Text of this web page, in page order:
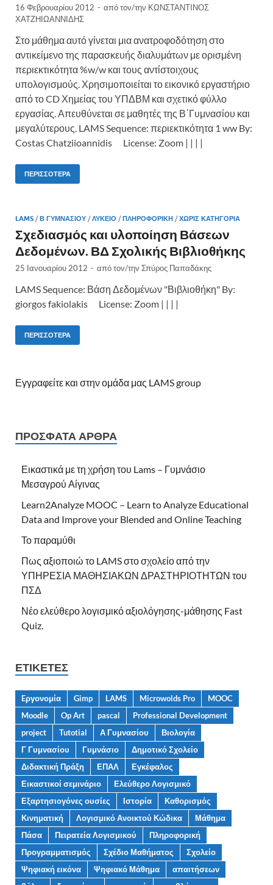
16 Φεβρουαρίου 2012 - από τον/την ΚΩΝΣΤΑΝΤΙΝΟΣ
ΧΑΤΖΗΙΩΑΝΝΙΔΗΣ
Στο μάθημα αυτό γίνεται μια ανατροφοδότηση στο
αντικείμενο της παρασκευής διαλυμάτων με ορισμένη
περιεκτικότητα %w/w και τους αντίστοιχους
υπολογισμούς. Χρησιμοποιείται το εικονικό εργαστήριο
από το CD Χημείας του ΥΠΔΒΜ και σχετικό φύλλο
εργασίας. Απευθύνεται σε μαθητές της Β΄Γυμνασίου και
μεγαλύτερους. LAMS Sequence: περιεκτικότητα 1 ww By:
Costas Chatziioannidis License: Zoom | | | |
ΠΕΡΙΣΣΌΤΕΡΑ
LAMS /Β ΓΥΜΝΑΣΊΟΥ /ΛΎΚΕΙΟ /ΠΛΗΡΟΦΟΡΙΚΉ /ΧΩΡΊΣ ΚΑΤΗΓΟΡΊΑ
Σχεδιασμός και υλοποίηση Βάσεων
Δεδομένων. ΒΔ Σχολικής Βιβλιοθήκης
25 Ιανουαρίου 2012 - από τον/την Σπύρος Παπαδάκης
LAMS Sequence: Βάση Δεδομένων "Βιβλιοθήκη" By:
giorgos fakiolakis License: Zoom | | | |
ΠΕΡΙΣΣΌΤΕΡΑ
Εγγραφείτε και στην ομάδα μας LAMS group
ΠΡΌΣΦΑΤΑ ΆΡΘΡΑ
Εικαστικά με τη χρήση του Lams – Γυμνάσιο
Μεσαγρού Αίγινας
Learn2Analyze MOOC – Learn to Analyze Educational
Data and Improve your Blended and Online Teaching
Το παραμύθι
Πως αξιοποιώ το LAMS στο σχολείο από την
ΥΠΗΡΕΣΙΑ ΜΑΘΗΣΙΑΚΩΝ ΔΡΑΣΤΗΡΙΟΤΗΤΩΝ του
ΠΣΔ
Νέο ελεύθερο λογισμικό αξιολόγησης-μάθησης Fast
Quiz.
ΕΤΙΚΈΤΕΣ
Eργονομία Gimp LAMS Microwolds Pro
MOOC
Moodle
Op Art pascal
Professional Development
project
Tutotial Α Γυμνασίου
Βιολογία
Γ Γυμνασίου
Γυμνάσιο
Δημοτικό Σχολείο
Διδακτική Πράξη
ΕΠΑΛ
Εγκέφαλος
Εικαστικοί σεμινάριο
Ελεύθερο Λογισμικό
Εξαρτησιογόνες ουσίες
Ιστορία
Καθορισμός
Κινηματική
Λογισμικό Ανοικτού Κώδικα
Μάθημα
Πάσα
Πειρατεία Λογισμικού
Πληροφορική
Προγραμματισμός
Σχέδιο Μαθήματος
Σχολείο
Ψηφιακή εικόνα
Ψηφιακό Μάθημα
απαιτήσεων